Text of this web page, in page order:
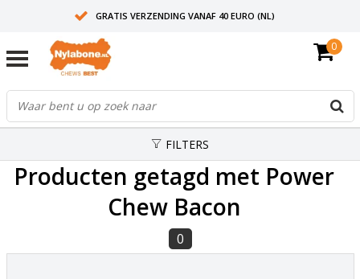
GRATIS VERZENDING VANAF 40 EURO (NL)
0
FILTERS
Producten getagd met Power
Chew Bacon
0